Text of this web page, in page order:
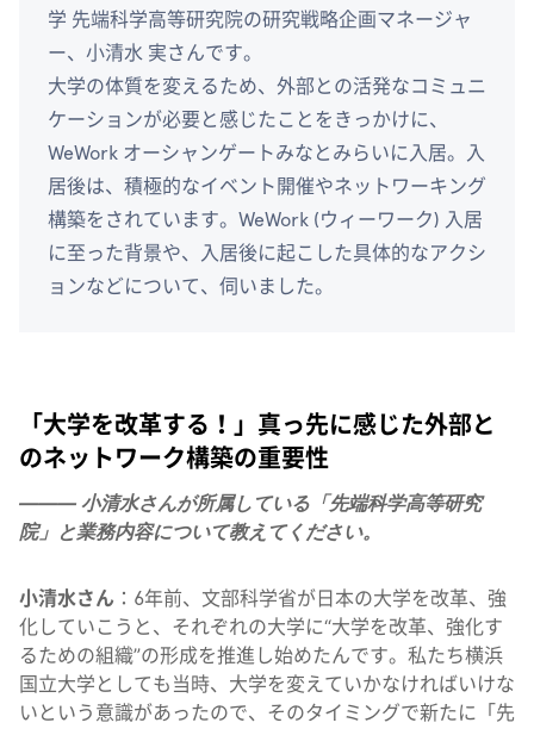
学 先端科学高等研究院の研究戦略企画マネージャ
ー、小清水 実さんです。
大学の体質を変えるため、外部との活発なコミュニ
ケーションが必要と感じたことをきっかけに、
WeWork オーシャンゲートみなとみらいに入居。入
居後は、積極的なイベント開催やネットワーキング
構築をされています。WeWork (ウィーワーク) 入居
に至った背景や、入居後に起こした具体的なアクシ
ョンなどについて、伺いました。
「大学を改革する！」真っ先に感じた外部と
のネットワーク構築の重要性
——— 小清水さんが所属している「先端科学高等研究
院」と業務内容について教えてください。
小清水さん ：6年前、文部科学省が日本の大学を改革、強
化していこうと、それぞれの大学に“大学を改革、強化す
るための組織”の形成を推進し始めたんです。私たち横浜
国立大学としても当時、大学を変えていかなければいけな
いという意識があったので、そのタイミングで新たに「先